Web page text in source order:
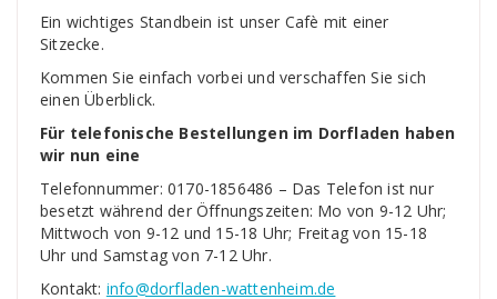
Ein wichtiges Standbein ist unser Cafè mit einer
Sitzecke.
Kommen Sie einfach vorbei und verschaffen Sie sich
einen Überblick.
Für telefonische Bestellungen im Dorfladen haben
wir nun eine
Telefonnummer: 0170-1856486 – Das Telefon ist nur
besetzt während der Öffnungszeiten: Mo von 9-12 Uhr;
Mittwoch von 9-12 und 15-18 Uhr; Freitag von 15-18
Uhr und Samstag von 7-12 Uhr.
Kontakt: info@dorfladen-wattenheim.de